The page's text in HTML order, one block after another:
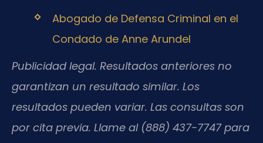
Abogado de Defensa Criminal en el
Condado de Anne Arundel
Publicidad legal. Resultados anteriores no
garantizan un resultado similar. Los
resultados pueden variar. Las consultas son
por cita previa. Llame al (888) 437-7747 para